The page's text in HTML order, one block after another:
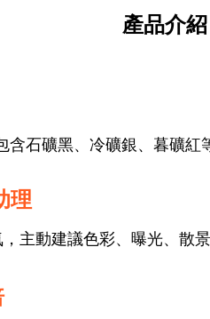
產品介紹
石礦黑、冷礦銀、暮礦紅
理
主動建議色彩、曝光、散